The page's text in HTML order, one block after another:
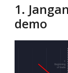
1.
demo